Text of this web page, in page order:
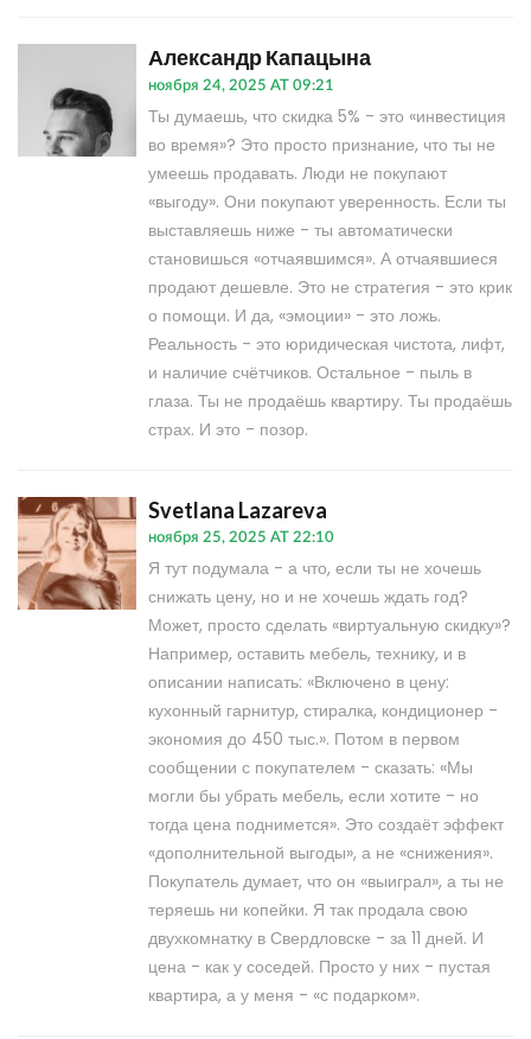
Александр Капацына
ноября 24, 2025 AT 09:21
Ты думаешь, что скидка 5% - это «инвестиция
во время»? Это просто признание, что ты не
умеешь продавать. Люди не покупают
«выгоду». Они покупают уверенность. Если ты
выставляешь ниже - ты автоматически
становишься «отчаявшимся». А отчаявшиеся
продают дешевле. Это не стратегия - это крик
о помощи. И да, «эмоции» - это ложь.
Реальность - это юридическая чистота, лифт,
и наличие счётчиков. Остальное - пыль в
глаза. Ты не продаёшь квартиру. Ты продаёшь
страх. И это - позор.
Svetlana Lazareva
ноября 25, 2025 AT 22:10
Я тут подумала - а что, если ты не хочешь
снижать цену, но и не хочешь ждать год?
Может, просто сделать «виртуальную скидку»?
Например, оставить мебель, технику, и в
описании написать: «Включено в цену:
кухонный гарнитур, стиралка, кондиционер -
экономия до 450 тыс.». Потом в первом
сообщении с покупателем - сказать: «Мы
могли бы убрать мебель, если хотите - но
тогда цена поднимется». Это создаёт эффект
«дополнительной выгоды», а не «снижения».
Покупатель думает, что он «выиграл», а ты не
теряешь ни копейки. Я так продала свою
двухкомнатку в Свердловске - за 11 дней. И
цена - как у соседей. Просто у них - пустая
квартира, а у меня - «с подарком».